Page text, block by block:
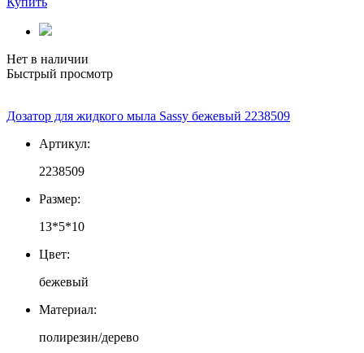
Нет в наличии
Быстрый просмотр
Дозатор для жидкого мыла Sassy бежевый 2238509
Артикул:
2238509
Размер:
13*5*10
Цвет:
бежевый
Материал:
полирезин/дерево